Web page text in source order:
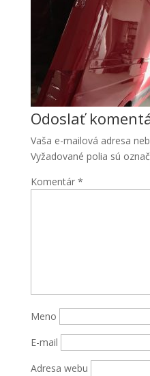
Odoslať
Vaša e-mailová adresa
Vyžadované polia sú
Komentár *
Meno
E-mail
Adresa webu